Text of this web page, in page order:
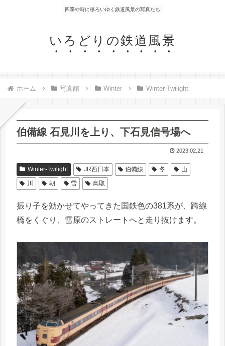
四季や時に移ろいゆく鉄道風景の写真たち
いろどりの鉄道風景
ホーム 写真館 Winter Winter-Twilight
伯備線 石見川を上り、下石見信号場へ
2023.02.21
Winter-Twilight JR西日本 伯備線 冬
山
川
朝 雪 鳥取
振り子を効かせてやってきた国鉄色の381系が、跨線
橋をくぐり、雪原のストレートへと走り抜けます。